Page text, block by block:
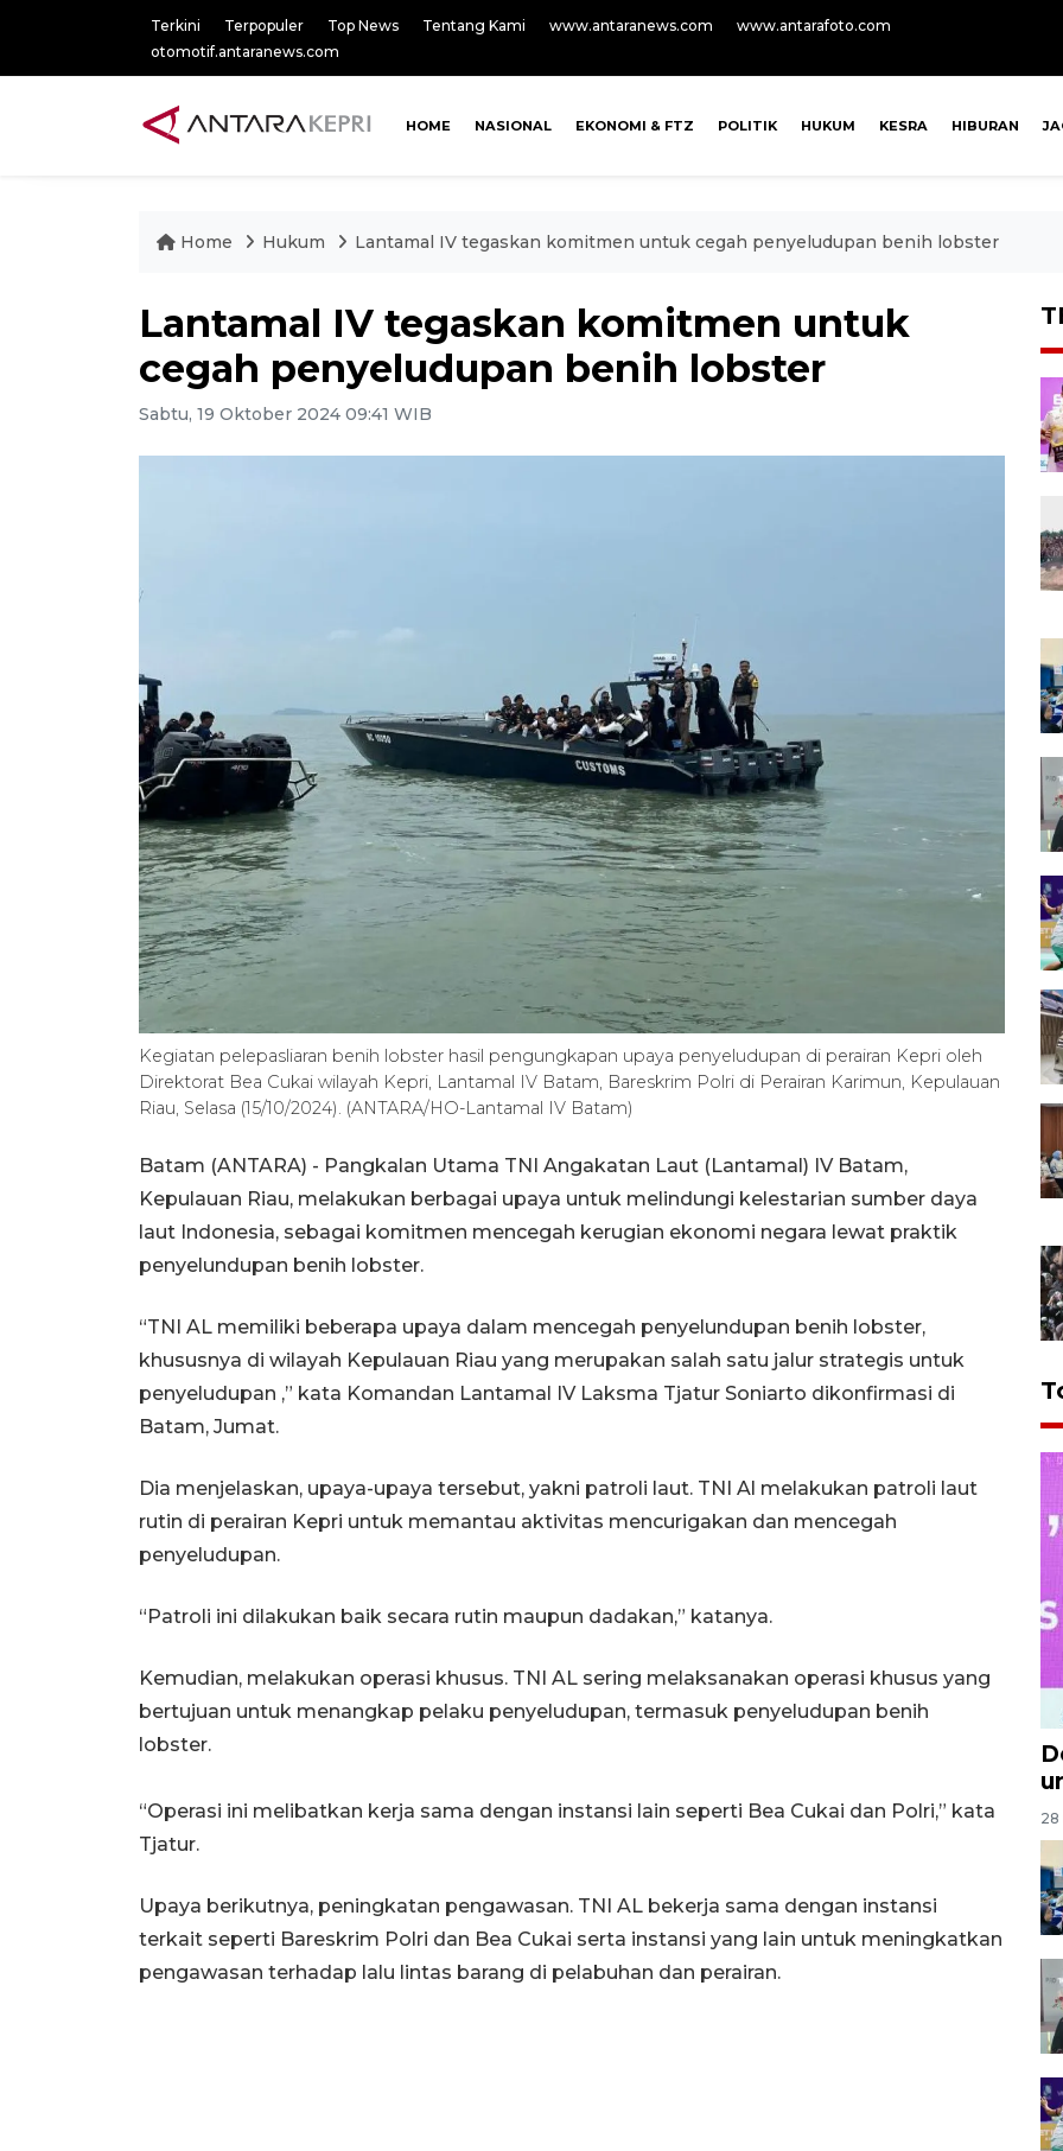
Terkini Terpopuler Top News Tentang Kami www.antaranews.com
www.antarafoto.com
otomotif.antaranews.com
HOME NASIONAL EKONOMI & FTZ POLITIK HUKUM KESRA HIBURAN
Home Hukum Lantamal IV tegaskan komitmen untuk cegah penyeludupan benih lobster
Lantamal IV tegaskan komitmen untuk
cegah penyeludupan benih lobster
Sabtu, 19 Oktober 2024 09:41 WIB
Kegiatan pelepasliaran benih lobster hasil pengungkapan upaya penyeludupan di perairan Kepri oleh
Direktorat Bea Cukai wilayah Kepri, Lantamal IV Batam, Bareskrim Polri di Perairan Karimun, Kepulauan
Riau, Selasa (15/10/2024). (ANTARA/HO-Lantamal IV Batam)
Batam (ANTARA) - Pangkalan Utama TNI Angakatan Laut (Lantamal) IV Batam,
Kepulauan Riau, melakukan berbagai upaya untuk melindungi kelestarian sumber daya
laut Indonesia, sebagai komitmen mencegah kerugian ekonomi negara lewat praktik
penyelundupan benih lobster.
“TNI AL memiliki beberapa upaya dalam mencegah penyelundupan benih lobster,
khususnya di wilayah Kepulauan Riau yang merupakan salah satu jalur strategis untuk
penyeludupan ,” kata Komandan Lantamal IV Laksma Tjatur Soniarto dikonfirmasi di
Batam, Jumat.
Dia menjelaskan, upaya-upaya tersebut, yakni patroli laut. TNI Al melakukan patroli laut
rutin di perairan Kepri untuk memantau aktivitas mencurigakan dan mencegah
penyeludupan.
“Patroli ini dilakukan baik secara rutin maupun dadakan,” katanya.
Kemudian, melakukan operasi khusus. TNI AL sering melaksanakan operasi khusus yang
bertujuan untuk menangkap pelaku penyeludupan, termasuk penyeludupan benih
lobster.
“Operasi ini melibatkan kerja sama dengan instansi lain seperti Bea Cukai dan Polri,” kata
Tjatur.
Upaya berikutnya, peningkatan pengawasan. TNI AL bekerja sama dengan instansi
terkait seperti Bareskrim Polri dan Bea Cukai serta instansi yang lain untuk meningkatkan
pengawasan terhadap lalu lintas barang di pelabuhan dan perairan.
28